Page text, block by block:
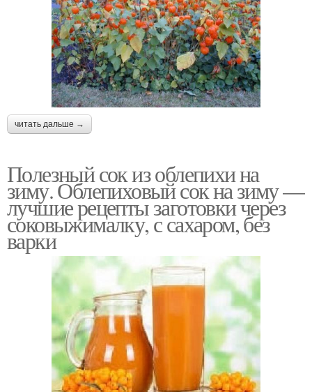
читать дальше →
Полезный сок из облепихи на
зиму. Облепиховый сок на зиму —
лучшие рецепты заготовки через
соковыжималку, с сахаром, без
варки